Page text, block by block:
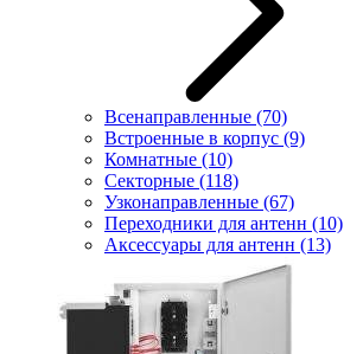
Всенаправленные (70)
Встроенные в корпус (9)
Комнатные (10)
Секторные (118)
Узконаправленные (67)
Переходники для антенн (10)
Аксессуары для антенн (13)